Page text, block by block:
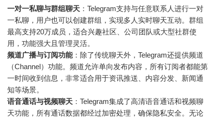
一对一私聊与群组聊天 ：Telegram支持与任意联系人进行一对
一私聊，用户也可以创建群组，实现多人实时聊天互动。群组
最高支持20万成员，适合兴趣社区、公司团队或大型社群使
用，功能强大且管理灵活。
频道广播与订阅功能：除了传统聊天外，Telegram还提供频道
（Channel）功能。频道允许单向发布内容，所有订阅者都能第
一时间收到信息，非常适合用于资讯推送、内容分发、新闻通
知等场景。
语音通话与视频聊天 ：Telegram集成了高清语音通话和视频聊
天功能，所有通话数据都经过加密处理，确保隐私安全。无论